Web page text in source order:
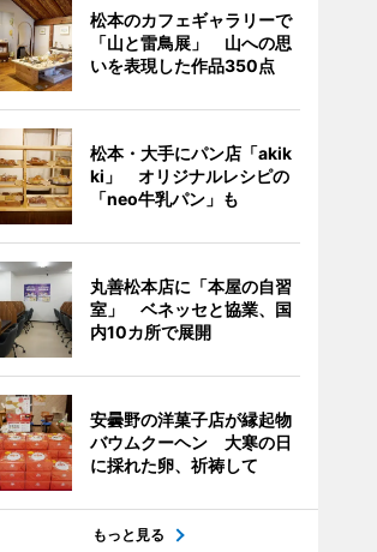
松本のカフェギャラリーで
「山と雷鳥展」 山への思
いを表現した作品350点
松本・大手にパン店「akik
ki」 オリジナルレシピの
「neo牛乳パン」も
丸善松本店に「本屋の自習
室」 ベネッセと協業、国
内10カ所で展開
安曇野の洋菓子店が縁起物
バウムクーヘン 大寒の日
に採れた卵、祈祷して
もっと見る